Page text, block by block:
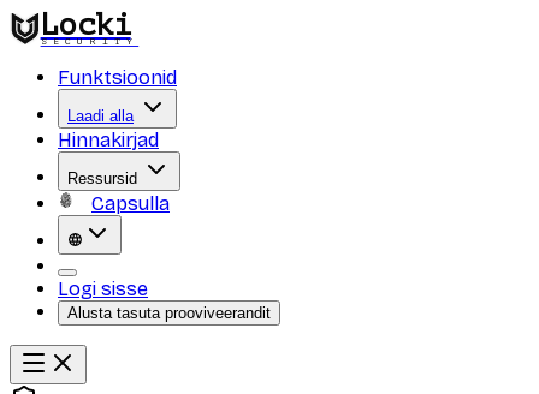
Locki
SECURITY
Funktsioonid
Laadi alla
Hinnakirjad
Ressursid
Capsulla
Logi sisse
Alusta tasuta prooviveerandit